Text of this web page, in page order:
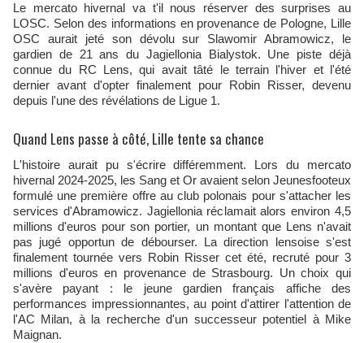
Le mercato hivernal va t'il nous réserver des surprises au
LOSC. Selon des informations en provenance de Pologne, Lille
OSC aurait jeté son dévolu sur Slawomir Abramowicz, le
gardien de 21 ans du Jagiellonia Bialystok. Une piste déjà
connue du RC Lens, qui avait tâté le terrain l'hiver et l'été
dernier avant d'opter finalement pour Robin Risser, devenu
depuis l'une des révélations de Ligue 1.
Quand Lens passe à côté, Lille tente sa chance
L'histoire aurait pu s'écrire différemment. Lors du mercato
hivernal 2024-2025, les Sang et Or avaient selon Jeunesfooteux
formulé une première offre au club polonais pour s'attacher les
services d'Abramowicz. Jagiellonia réclamait alors environ 4,5
millions d'euros pour son portier, un montant que Lens n'avait
pas jugé opportun de débourser. La direction lensoise s'est
finalement tournée vers Robin Risser cet été, recruté pour 3
millions d'euros en provenance de Strasbourg. Un choix qui
s'avère payant : le jeune gardien français affiche des
performances impressionnantes, au point d'attirer l'attention de
l'AC Milan, à la recherche d'un successeur potentiel à Mike
Maignan.